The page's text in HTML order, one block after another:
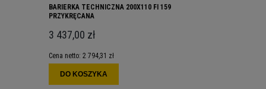
BARIERKA TECHNICZNA 200X110 FI 159
PRZYKRĘCANA
3 437,00 zł
Cena netto: 2 794,31 zł
DO KOSZYKA